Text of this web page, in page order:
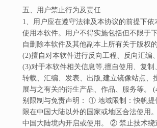
五、用户禁止行为及责任
1、用户应在遵守法律及本协议的前提下依
使用本软件。用户不得实施包括但不限于
自删除本软件及其他副本上所有关于版权
(2)擅自对本软件进行反向工程、反向汇编
(3)对于本软件相关信息等,擅自使用、复制
转载、汇编、发表、出版,建立镜像站点、
展与之有关的衍生产品、作品、服务等。
别限制与免责声明： ① 地域限制：快帆提
限在中国大陆以外的国家或地区合法使用
中国大陆境内开启或使用。 ② 禁止技术绕